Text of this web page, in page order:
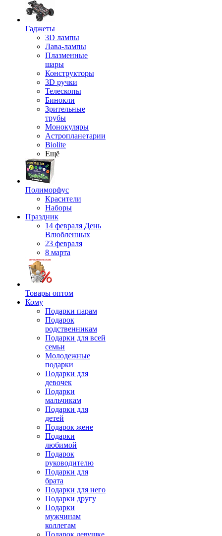
Гаджеты
3D лампы
Лава-лампы
Плазменные
шары
Конструкторы
3D ручки
Телескопы
Бинокли
Зрительные
трубы
Монокуляры
Астропланетарии
Biolite
Ещё
Полиморфус
Красители
Наборы
Праздник
14 февраля День
Влюбленных
23 февраля
8 марта
Товары оптом
Кому
Подарки парам
Подарок
родственникам
Подарки для всей
семьи
Молодежные
подарки
Подарки для
девочек
Подарки
мальчикам
Подарки для
детей
Подарок жене
Подарки
любимой
Подарок
руководителю
Подарки для
брата
Подарки для него
Подарки другу
Подарки
мужчинам
коллегам
Подарок девушке